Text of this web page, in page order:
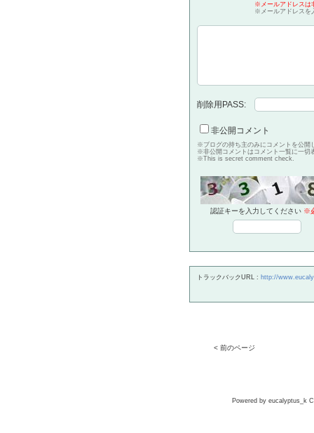
※メールアドレスは
※メールアドレスを
削除用PASS:
非公開コメント
※ブログの持ち主のみにコメントを公開
※非公開コメントはコメント一覧に一切
※This is secret comment check.
認証キーを入力してください ※
トラックバックURL : http://
< 前のページ
Powered by eucalyptus_k